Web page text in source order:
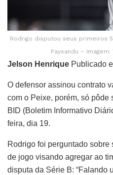
Rodrigo disputou seus primeiros
Paysandu –
Jelson Henrique Publicado
O defensor assinou contrato
com o Peixe, porém, só
BID (Boletim Informativo
feira, dia 19.
Rodrigo foi perguntado
de jogo visando agregar ao
disputa da Série B: “Falando